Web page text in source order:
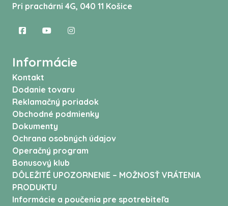
Pri prachárni 4G, 040 11 Košice
Informácie
Kontakt
Dodanie tovaru
Reklamačný poriadok
Obchodné podmienky
Dokumenty
Ochrana osobných údajov
Operačný program
Bonusový klub
DÔLEŽITÉ UPOZORNENIE – MOŽNOSŤ VRÁTENIA
PRODUKTU
Informácie a poučenia pre spotrebiteľa